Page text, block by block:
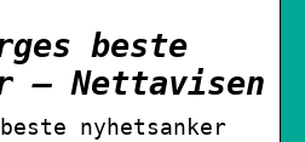
beste
– Nettavisen
nyhetsanker